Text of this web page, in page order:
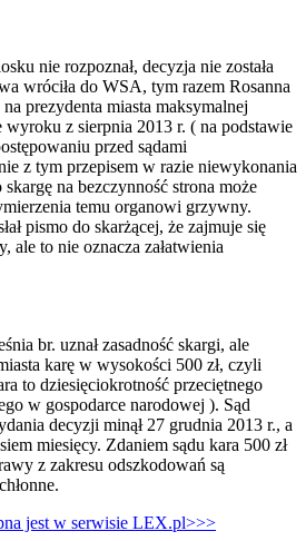
nie rozpoznał, decyzja nie została
wróciła do WSA, tym razem Rosanna
prezydenta miasta maksymalnej
z sierpnia 2013 r. ( na podstawie
przed sądami
z tym przepisem w razie niewykonania
na bezczynność strona może
temu organowi grzywny.
pismo do skarżącej, że zajmuje się
ale to nie oznacza załatwienia
br. uznał zasadność skargi, ale
karę w wysokości 500 zł, czyli
to dziesięciokrotność przeciętnego
w gospodarce narodowej ). Sąd
decyzji minął 27 grudnia 2013 r., a
miesięcy. Zdaniem sądu kara 500 zł
z zakresu odszkodowań są
jest w serwisie LEX.pl>>>